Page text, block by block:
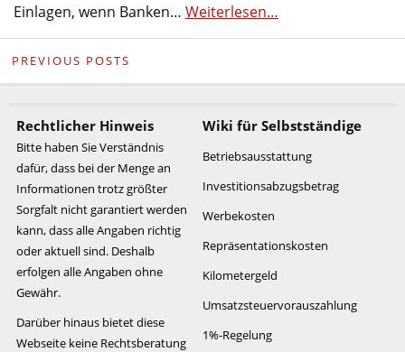
Einlagen, wenn Banken… Weiterlesen…
PREVIOUS POSTS
Rechtlicher Hinweis
Bitte haben Sie Verständnis
dafür, dass bei der Menge an
Informationen trotz größter
Sorgfalt nicht garantiert werden
kann, dass alle Angaben richtig
oder aktuell sind. Deshalb
erfolgen alle Angaben ohne
Gewähr.
Darüber hinaus bietet diese
Webseite keine Rechtsberatung
Wiki für Selbstständige
Betriebsausstattung
Investitionsabzugsbetrag
Werbekosten
Repräsentationskosten
Kilometergeld
Umsatzsteuervorauszahlung
1%-Regelung